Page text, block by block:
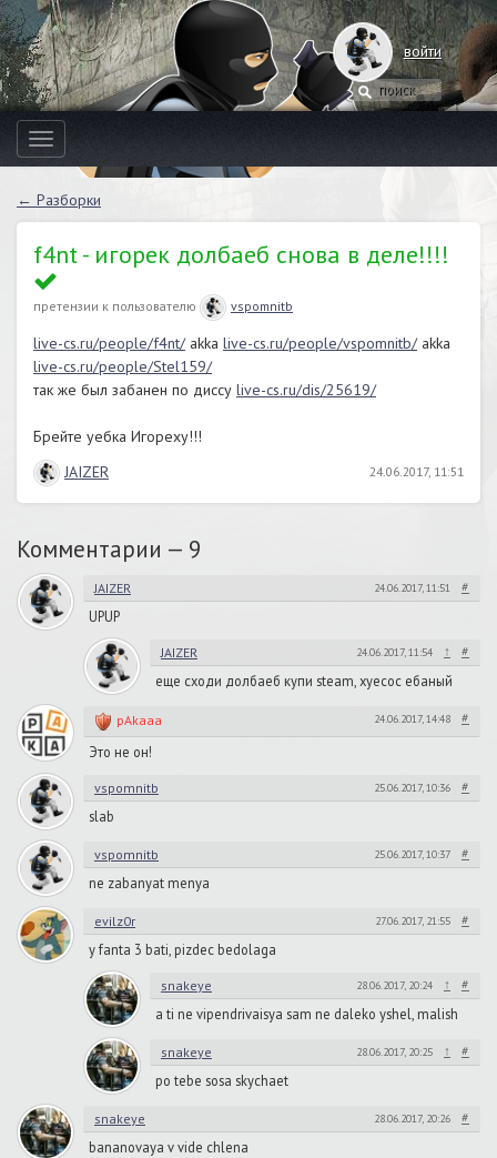
войти
Toggle
navigation
← Разборки
f4nt - игорек долбаеб снова в деле!!!!
претензии к пользователю vspomnitb
live-cs.ru/people/f4nt/akka live-cs.ru/people/vspomnitb/akka
live-cs.ru/people/Stel159/
так же был забанен по диссу live-cs.ru/dis/25619/
Брейте уебка Игореху!!!
JAIZER
24.06.2017, 11:51
Комментарии — 9
JAIZER 24.06.2017, 11:51 #
UPUP
JAIZER 24.06.2017, 11:54 ↑ #
еще сходи долбаеб купи steam, хуесос ебаный
pAkaaa 24.06.2017, 14:48 #
Это не он!
vspomnitb 25.06.2017, 10:36 #
slab
vspomnitb 25.06.2017, 10:37 #
ne zabanyat menya
evilz0r 27.06.2017, 21:55 #
y fanta 3 bati, pizdec bedolaga
snakeye 28.06.2017, 20:24 ↑ #
a ti ne vipendrivaisya sam ne daleko yshel, malish
snakeye 28.06.2017, 20:25 ↑ #
po tebe sosa skychaet
snakeye 28.06.2017, 20:26 #
bananovaya v vide chlena